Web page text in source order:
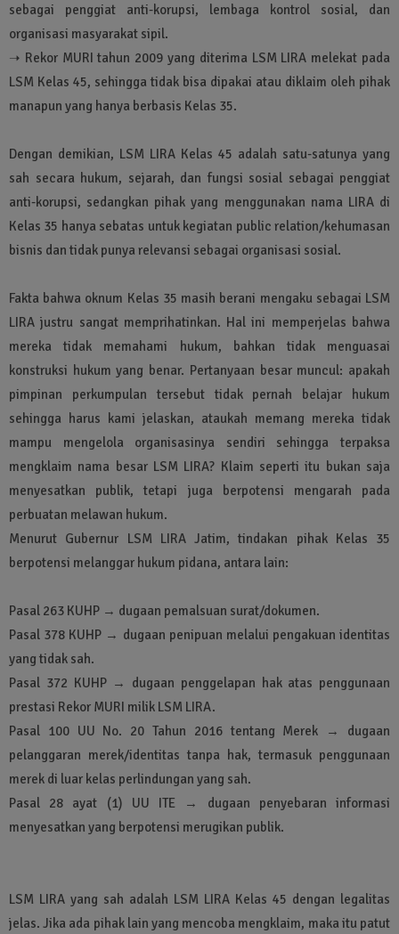
sebagai penggiat anti-korupsi, lembaga kontrol sosial, dan
organisasi masyarakat sipil.
➝ Rekor MURI tahun 2009 yang diterima LSM LIRA melekat pada
LSM Kelas 45, sehingga tidak bisa dipakai atau diklaim oleh pihak
manapun yang hanya berbasis Kelas 35.
Dengan demikian, LSM LIRA Kelas 45 adalah satu-satunya yang
sah secara hukum, sejarah, dan fungsi sosial sebagai penggiat
anti-korupsi, sedangkan pihak yang menggunakan nama LIRA di
Kelas 35 hanya sebatas untuk kegiatan public relation/kehumasan
bisnis dan tidak punya relevansi sebagai organisasi sosial.
Fakta bahwa oknum Kelas 35 masih berani mengaku sebagai LSM
LIRA justru sangat memprihatinkan. Hal ini memperjelas bahwa
mereka tidak memahami hukum, bahkan tidak menguasai
konstruksi hukum yang benar. Pertanyaan besar muncul: apakah
pimpinan perkumpulan tersebut tidak pernah belajar hukum
sehingga harus kami jelaskan, ataukah memang mereka tidak
mampu mengelola organisasinya sendiri sehingga terpaksa
mengklaim nama besar LSM LIRA? Klaim seperti itu bukan saja
menyesatkan publik, tetapi juga berpotensi mengarah pada
perbuatan melawan hukum.
Menurut Gubernur LSM LIRA Jatim, tindakan pihak Kelas 35
berpotensi melanggar hukum pidana, antara lain:
Pasal 263 KUHP → dugaan pemalsuan surat/dokumen.
Pasal 378 KUHP → dugaan penipuan melalui pengakuan identitas
yang tidak sah.
Pasal 372 KUHP → dugaan penggelapan hak atas penggunaan
prestasi Rekor MURI milik LSM LIRA.
Pasal 100 UU No. 20 Tahun 2016 tentang Merek → dugaan
pelanggaran merek/identitas tanpa hak, termasuk penggunaan
merek di luar kelas perlindungan yang sah.
Pasal 28 ayat (1) UU ITE → dugaan penyebaran informasi
menyesatkan yang berpotensi merugikan publik.
LSM LIRA yang sah adalah LSM LIRA Kelas 45 dengan legalitas
jelas. Jika ada pihak lain yang mencoba mengklaim, maka itu patut